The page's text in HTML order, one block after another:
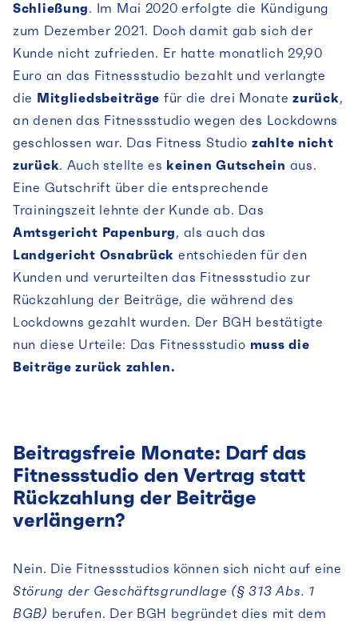
Schließung. Im Mai 2020 erfolgte die Kündigung
zum Dezember 2021. Doch damit gab sich der
Kunde nicht zufrieden. Er hatte monatlich 29,90
Euro an das Fitnessstudio bezahlt und verlangte
die Mitgliedsbeiträge für die drei Monatezurück,
an denen das Fitnessstudio wegen des Lockdowns
geschlossen war. Das Fitness Studio zahlte nicht
zurück. Auch stellte es keinen Gutschein aus.
Eine Gutschrift über die entsprechende
Trainingszeit lehnte der Kunde ab. Das
Amtsgericht Papenburg, als auch das
Landgericht Osnabrück entschieden für den
Kunden und verurteilten das Fitnessstudio zur
Rückzahlung der Beiträge, die während des
Lockdowns gezahlt wurden. Der BGH bestätigte
nun diese Urteile: Das Fitnessstudio muss die
Beiträge zurück zahlen.
Beitragsfreie Monate: Darf das
Fitnessstudio den Vertrag statt
Rückzahlung der Beiträge
verlängern?
Nein. Die Fitnessstudios können sich nicht auf eine
Störung der Geschäftsgrundlage (§ 313 Abs. 1
BGB) berufen. Der BGH begründet dies mit dem